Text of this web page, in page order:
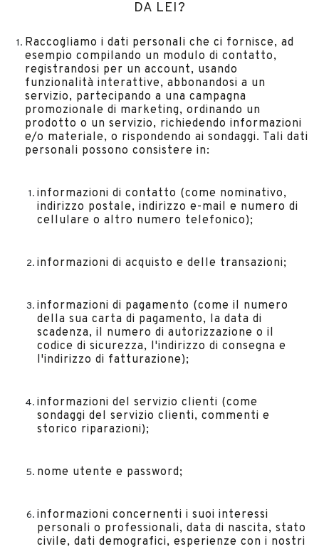
DA LEI?
Raccogliamo i dati personali che ci fornisce, ad
esempio compilando un modulo di contatto,
registrandosi per un account, usando
funzionalità interattive, abbonandosi a un
servizio, partecipando a una campagna
promozionale di marketing, ordinando un
prodotto o un servizio, richiedendo informazioni
e/o materiale, o rispondendo ai sondaggi.
Tali dati
personali possono consistere in:
informazioni di contatto (come nominativo,
indirizzo postale, indirizzo e-mail e numero di
cellulare o altro numero telefonico);
informazioni di acquisto e delle transazioni;
informazioni di pagamento (come il numero
della sua carta di pagamento, la data di
scadenza, il numero di autorizzazione o il
codice di sicurezza, l'indirizzo di consegna e
l'indirizzo di fatturazione);
informazioni del servizio clienti (come
sondaggi del servizio clienti, commenti e
storico riparazioni);
nome utente e password;
informazioni concernenti i suoi interessi
personali o professionali, data di nascita, stato
civile, dati demografici, esperienze con i nostri